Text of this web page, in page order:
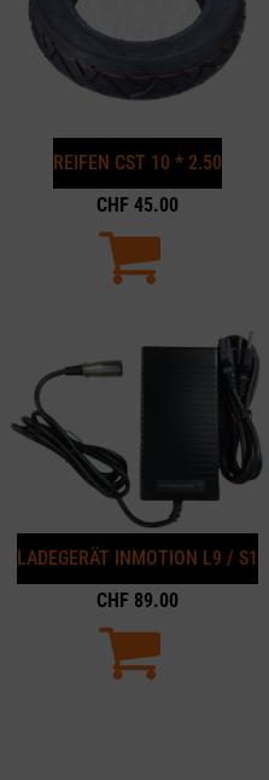
REIFEN CST 10 * 2.50
CHF 45.00
LADEGERÄT INMOTION L9 / S1
CHF 89.00